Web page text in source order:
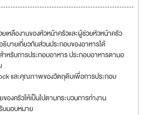
ยเหลืองานของหัวหน้าครัวและผู้ช่วยหัวหน้าครัว
ธิบายเกี่ยวกับส่วนประกอบของอาหารได้
หรับการประกอบอาหาร ประกอบอาหารตามอ
และคุณภาพของวัตถุดิบเพื่อการประกอบ
องครัวให้เป็นไปตามกระบวนการทำงาน
บมอบหมาย